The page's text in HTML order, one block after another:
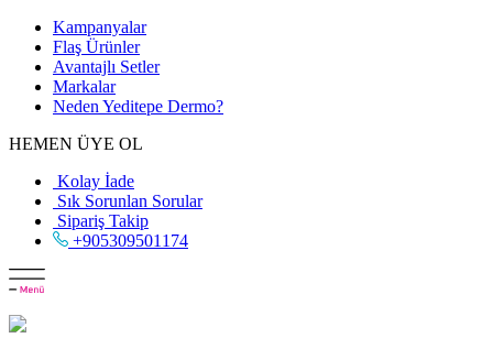
Kampanyalar
Flaş Ürünler
Avantajlı Setler
Markalar
Neden Yeditepe Dermo?
HEMEN ÜYE OL
Kolay İade
Sık Sorunlan Sorular
Sipariş Takip
+905309501174